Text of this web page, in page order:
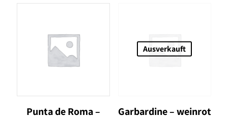
Punta de Roma –
Ausverkauft
Garbardine – weinrot